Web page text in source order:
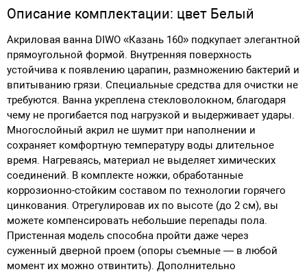
Описание комплектации: цвет Белый
Акриловая ванна DIWO «Казань 160» подкупает элегантной
прямоугольной формой. Внутренняя поверхность
устойчива к появлению царапин, размножению бактерий и
впитыванию грязи. Специальные средства для очистки не
требуются. Ванна укреплена стекловолокном, благодаря
чему не прогибается под нагрузкой и выдерживает удары.
Многослойный акрил не шумит при наполнении и
сохраняет комфортную температуру воды длительное
время. Нагреваясь, материал не выделяет химических
соединений. В комплекте ножки, обработанные
коррозионно-стойким составом по технологии горячего
цинкования. Отрегулировав их по высоте (до 2 см), вы
можете компенсировать небольшие перепады пола.
Пристенная модель способна пройти даже через
суженный дверной проем (опоры съемные — в любой
момент их можно отвинтить). Дополнительно